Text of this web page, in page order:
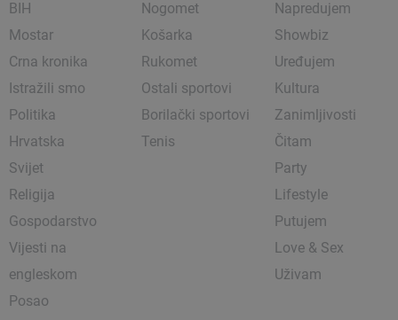
BIH
Mostar
Crna kronika
Istražili smo
Politika
Hrvatska
Svijet
Religija
Gospodarstvo
Vijesti na
engleskom
Posao
Nogomet
Košarka
Rukomet
Ostali sportovi
Borilački sportovi
Tenis
Napredujem
Showbiz
Uređujem
Kultura
Zanimljivosti
Čitam
Party
Lifestyle
Putujem
Love & Sex
Uživam